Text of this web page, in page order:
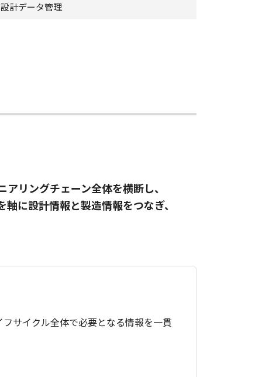
設計データ管理
リングチェーン全体を横断し、
に設計情報と製造情報をつなぎ、
サイクル全体で必要となる情報を一貫